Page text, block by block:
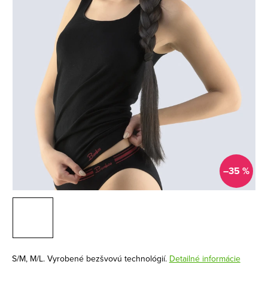
–35 %
S/M, M/L. Vyrobené bezšvovú technológií. Detailné informácie